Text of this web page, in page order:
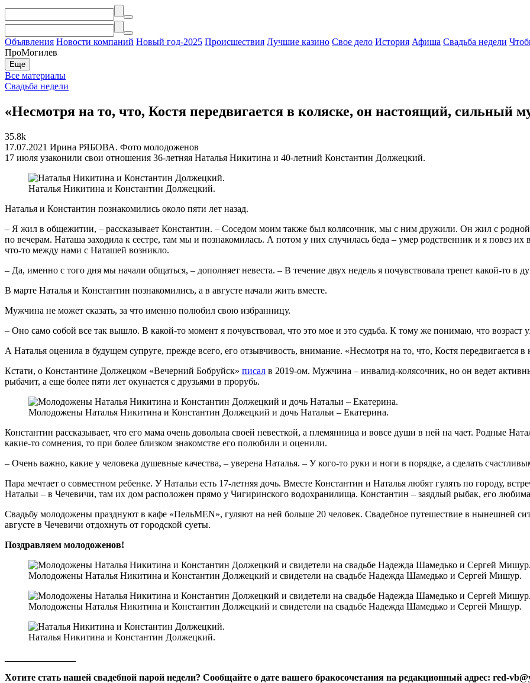
Объявления Новости компаний Новый год-2025 Происшествия Лучшие казино Свое дело История Афиша Свадьба недели
ПроМогилев
Еще
Все материалы
Свадьба недели
«Несмотря на то, что, Костя передвигается в коляске, он настоящий, сильный
35.8k
17.07.2021 Ирина РЯБОВА. Фото молодоженов
17 июля узаконили свои отношения 36-летняя Наталья Никитина и 40-летний Константин Должецкий.
Наталья Никитина и Константин Должецкий.
Наталья и Константин познакомились около пяти лет назад.
– Я жил в общежитии, – рассказывает Константин. – Соседом моим также был колясочник, мы с ним дружили. Он жил с родной
по вечерам. Наташа заходила к сестре, там мы и познакомилась. А потом у них случилась беда – умер родственник и я повез
что-то между нами с Наташей возникло.
– Да, именно с того дня мы начали общаться, – дополняет невеста. – В течение двух недель я почувствовала трепет какой-то в
В марте Наталья и Константин познакомились, а в августе начали жить вместе.
Мужчина не может сказать, за что именно полюбил свою избранницу.
– Оно само собой все так вышло. В какой-то момент я почувствовал, что это мое и это судьба. К тому же понимаю, что возраст
А Наталья оценила в будущем супруге, прежде всего, его отзывчивость, внимание. «Несмотря на то, что, Костя передвигается
Кстати, о Константине Должецком «Вечерний Бобруйск» писал в 2019-ом. Мужчина – инвалид-колясочник, но он ведет
рыбачит, а еще более пяти лет окунается с друзьями в прорубь.
Молодожены Наталья Никитина и Константин Должецкий и дочь Натальи – Екатерина.
Константин рассказывает, что его мама очень довольна своей невесткой, а племянница и вовсе души в ней на чает. Родные
какие-то сомнения, то при более близком знакомстве его полюбили и оценили.
– Очень важно, какие у человека душевные качества, – уверена Наталья. – У кого-то руки и ноги в порядке, а сделать
Пара мечтает о совместном ребенке. У Натальи есть 17-летняя дочь. Вместе Константин и Наталья любят гулять по городу,
Натальи – в Чечевичи, там их дом расположен прямо у Чигиринского водохранилища. Константин – заядлый рыбак, его
Свадьбу молодожены празднуют в кафе «ПельMEN», гуляют на ней больше 20 человек. Свадебное путешествие в нынешней
августе в Чечевичи отдохнуть от городской суеты.
Поздравляем молодоженов!
Молодожены Наталья Никитина и Константин Должецкий и свидетели на свадьбе Надежда Шамедько и Сергей Мишур.
Молодожены Наталья Никитина и Константин Должецкий и свидетели на свадьбе Надежда Шамедько и Сергей Мишур.
Наталья Никитина и Константин Должецкий.
Хотите стать нашей свадебной парой недели? Сообщайте о дате вашего бракосочетания на редакционный адрес: red-